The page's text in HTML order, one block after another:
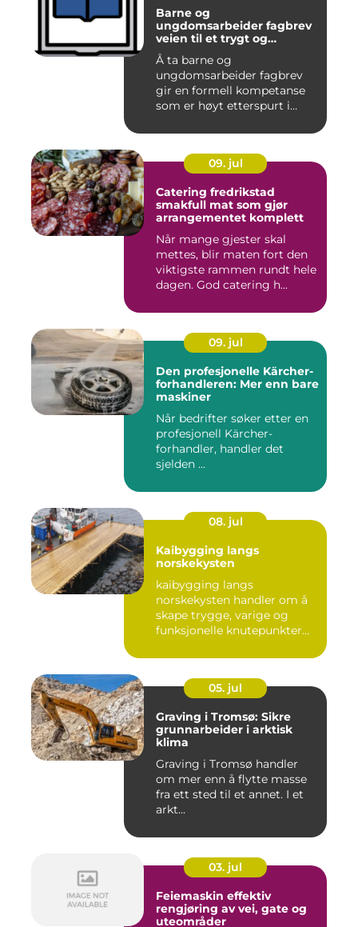
Barne og
ungdomsarbeider fagbrev
veien til et trygt og
meningsfullt yrke
Å ta barne og
ungdomsarbeider fagbrev
gir en formell kompetanse
som er høyt etterspurt i
09. jul
Catering fredrikstad
smakfull mat som gjør
arrangementet komplett
Når mange gjester skal
mettes, blir maten fort den
viktigste rammen rundt hele
dagen. God catering h...
09. jul
Den profesjonelle Kärcher-
forhandleren: Mer enn bare
maskiner
Når bedrifter søker etter en
profesjonell Kärcher-
forhandler, handler det
sjelden ...
08. jul
Kaibygging langs
norskekysten
kaibygging langs
norskekysten handler om å
skape trygge, varige og
funksjonelle knutepunkter
05. jul
Graving i Tromsø: Sikre
grunnarbeider i arktisk
klima
Graving i Tromsø handler
om mer enn å flytte masse
fra ett sted til et annet. I et
arkt...
03. jul
Feiemaskin effektiv
rengjøring av vei, gate og
uteområder